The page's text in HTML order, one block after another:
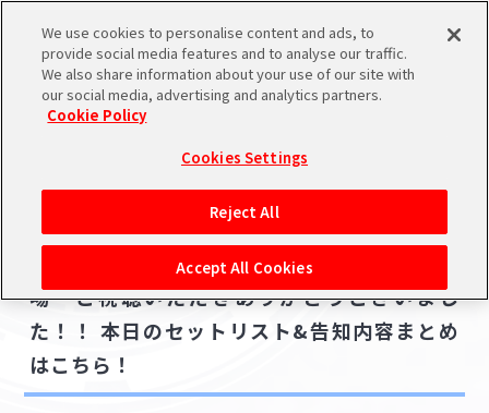
スケジュール 検索
バンダイナムコIDで
アイドルマスター ポータルへの登録について
シリアルコード・
あいことば
活動履歴
閲覧履歴・購入履歴 Pレポ
チェックイン お気に入り
ニュース
ライブ・イベント
2025.06.22
【シャニマス7thLIVE】福岡公演DAY2ご来
場・ご視聴いただきありがとうございまし
た！！ 本日のセットリスト&告知内容まとめ
はこちら！
We use cookies to personalise content and ads, to
provide social media features and to analyse our traffic.
We also share information about your use of our site with
our social media, advertising and analytics partners.
Cookie Policy
Cookies Settings
Reject All
Accept All Cookies